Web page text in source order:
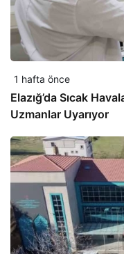
1 hafta önce
Elazığ’da Sıcak
Uzmanlar Uyarıyor